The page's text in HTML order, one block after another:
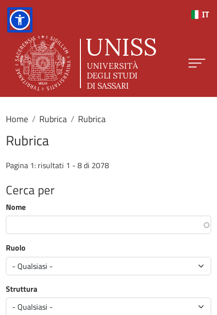
IT
Home Rubrica Rubrica
Rubrica
Pagina 1: risultati 1 - 8 di 2078
Cerca per
Nome
Ruolo
Struttura